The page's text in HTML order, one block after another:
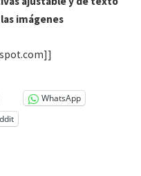
imágenes
WhatsApp